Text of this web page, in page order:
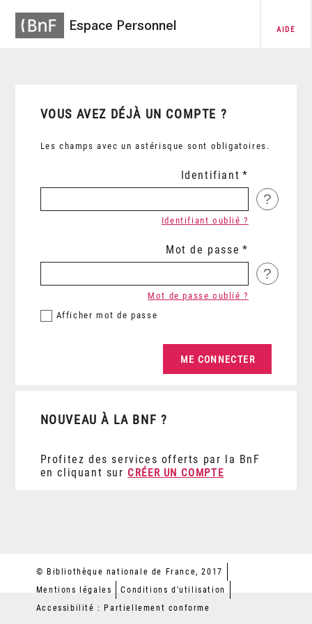
Espace Personnel AIDE
VOUS AVEZ DÉJÀ UN COMPTE ?
Les champs avec un astérisque sont obligatoires.
Identifiant
?
Identifiant oublié ?
Mot de passe
?
Afficher mot de passe
Mot de passe oublié ?
NOUVEAU À LA BNF ?
Profitez des services offerts par la BnF
en cliquant sur CRÉER UN COMPTE
© Bibliothèque nationale de France, 2017
Mentions légales
Conditions d'utilisation
Accessibilité : Partiellement conforme